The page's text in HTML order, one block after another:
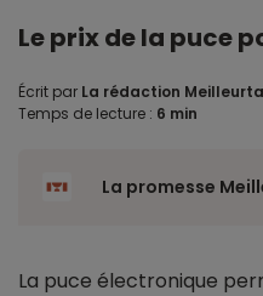
Le prix de la puce
Écrit par La rédaction
Temps de lecture : 6 min
La promesse
La puce électronique